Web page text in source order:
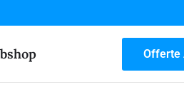
Offerte